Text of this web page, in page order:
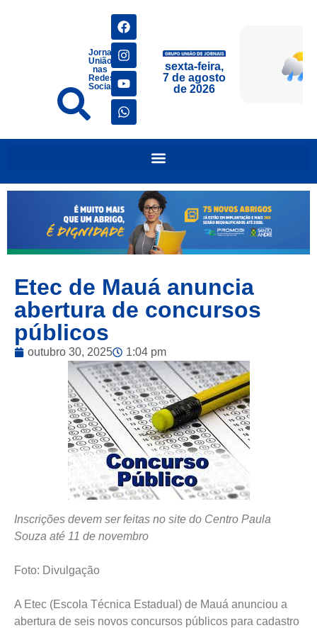
Jornais
União
nas
Redes
Sociais
sexta-feira,
7 de agosto
de 2026
Etec de Mauá anuncia
abertura de concursos
públicos
outubro 30, 2025 1:04 pm
Inscrições devem ser feitas no site do Centro Paula
Souza até 11 de novembro
Foto: Divulgação
A Etec (Escola Técnica Estadual) de Mauá anunciou a
abertura de seis novos concursos públicos para cadastro